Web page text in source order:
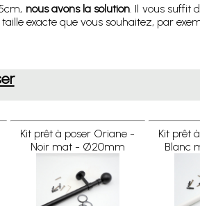
nous avons la solution. Il vous suffit
exacte que vous souhaitez, par
Kit prêt à poser Oriane -
Noir mat - Ø20mm
Kit prêt
Blanc